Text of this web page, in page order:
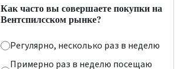
Как часто вы совершаете покупки на
Вентспилсском рынке?
Регулярно, несколько раз в неделю
Примерно раз в неделю посещаю